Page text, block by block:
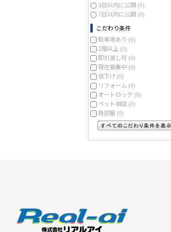
3日以内に公開 (0)
7日以内に公開 (0)
こだわり条件
駐車場あり (0)
2階以上 (0)
即引渡し可 (0)
現在募集中 (0)
値下げ (0)
リフォーム (0)
オートロック (0)
ペット相談 (0)
角部屋 (0)